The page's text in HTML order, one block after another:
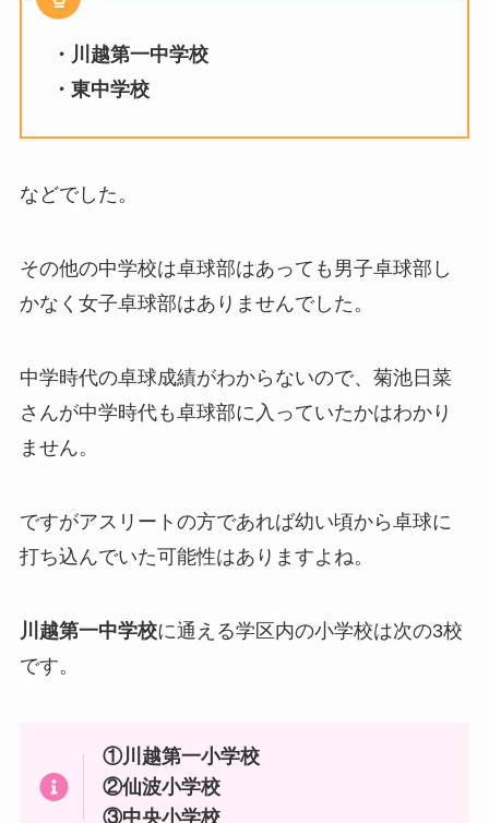
・川越第一中学校
・東中学校
などでした。
その他の中学校は卓球部はあっても男子卓球部し
かなく女子卓球部はありませんでした。
中学時代の卓球成績がわからないので、菊池日菜
さんが中学時代も卓球部に入っていたかはわかり
ません。
ですがアスリートの方であれば幼い頃から卓球に
打ち込んでいた可能性はありますよね。
川越第一中学校に通える学区内の小学校は次の3校
です。
①川越第一小学校
②仙波小学校
③中央小学校